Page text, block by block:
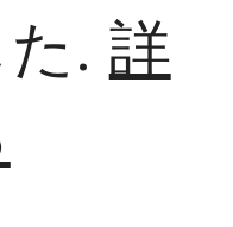
. 詳